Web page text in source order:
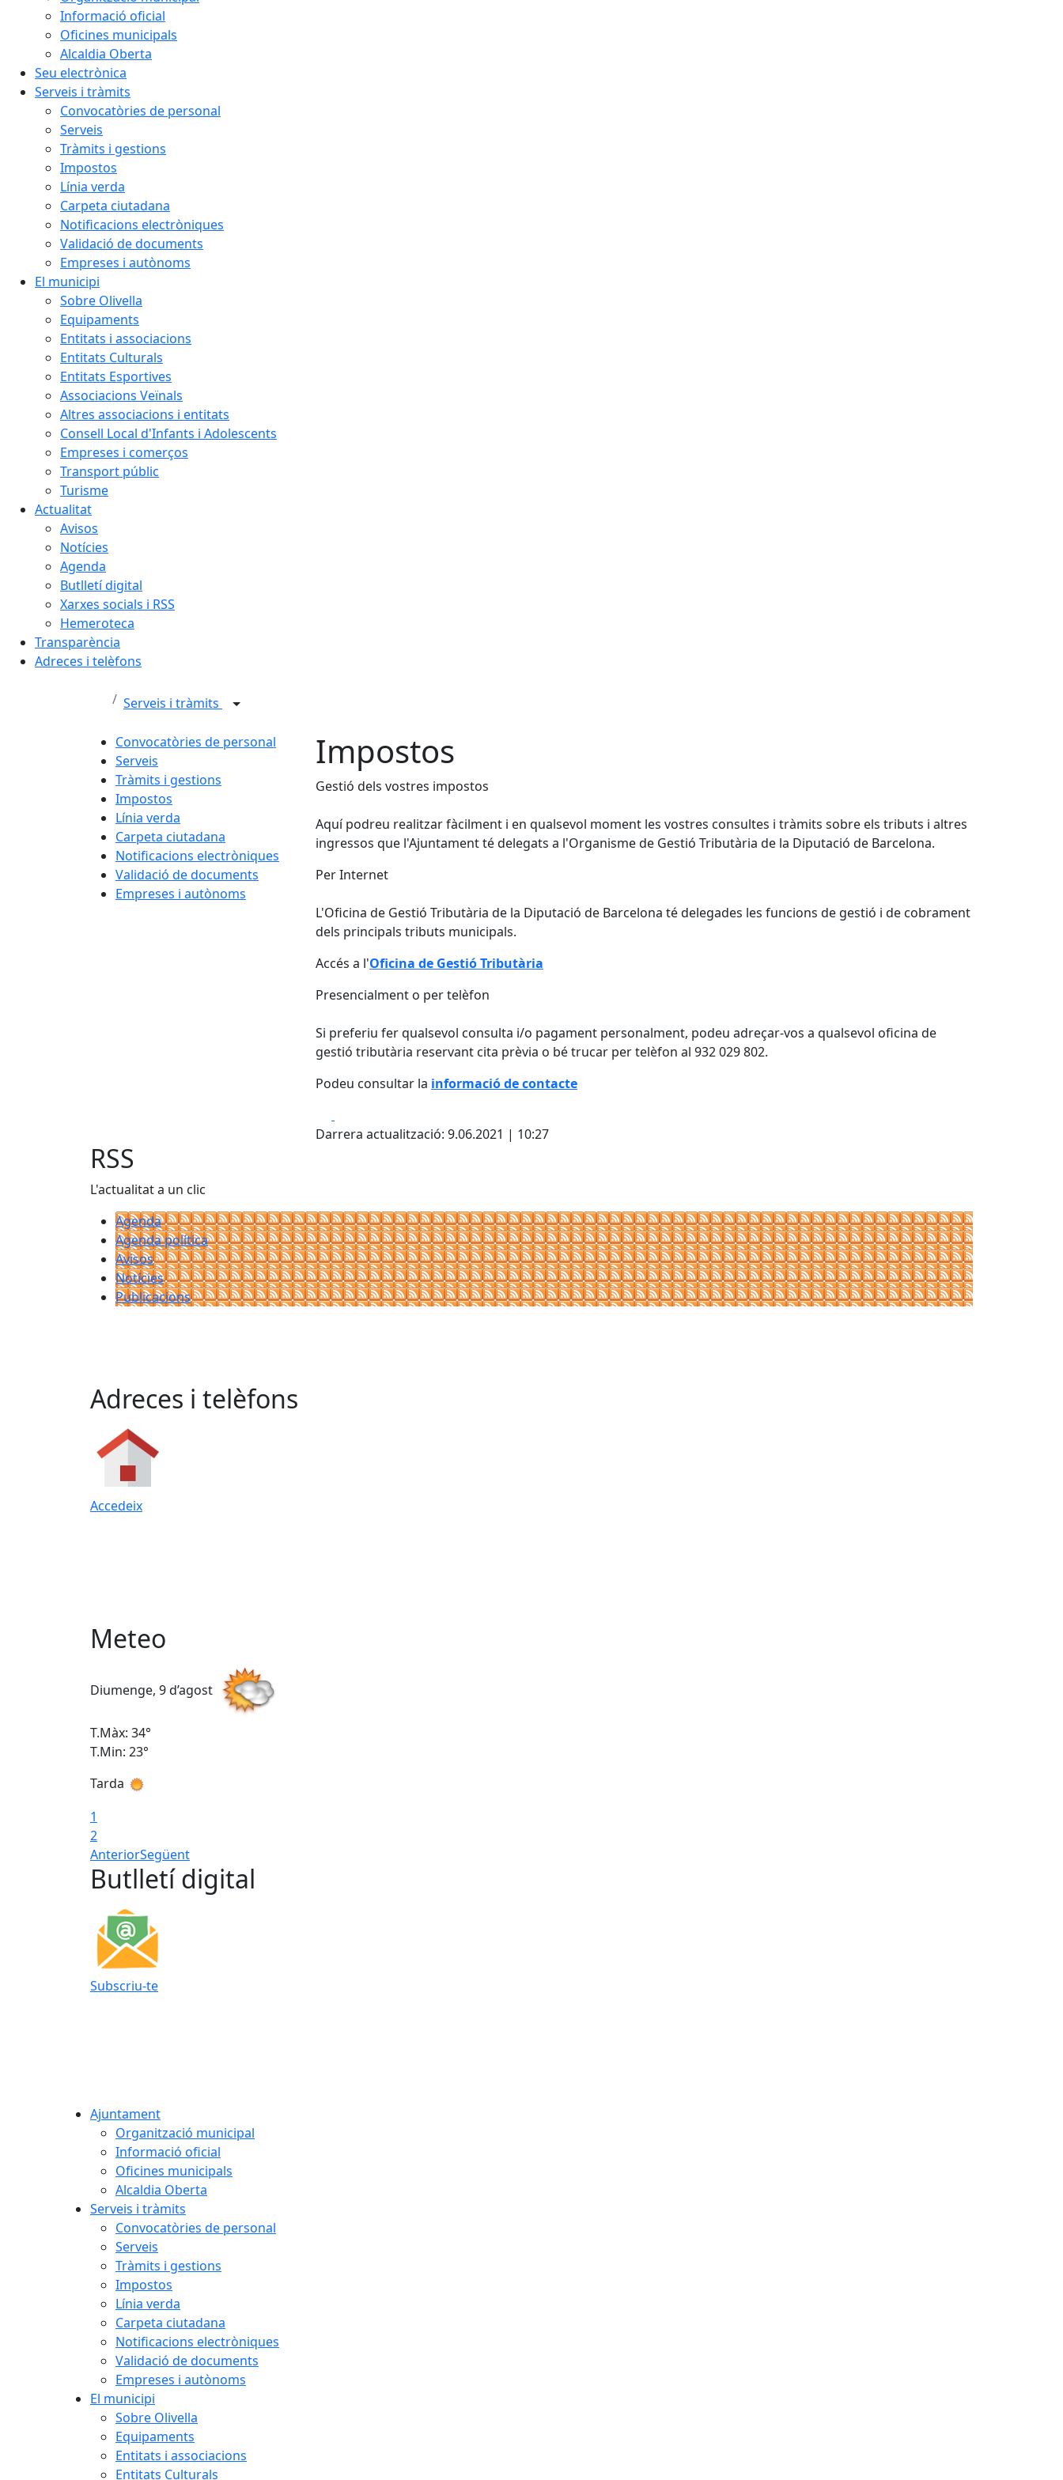
Informació oficial
Oficines municipals
Alcaldia Oberta
Seu electrònica
Serveis i tràmits
Convocatòries de personal
Serveis
Tràmits i gestions
Impostos
Línia verda
Carpeta ciutadana
Notificacions electròniques
Validació de documents
Empreses i autònoms
El municipi
Sobre Olivella
Equipaments
Entitats i associacions
Entitats Culturals
Entitats Esportives
Associacions Veïnals
Altres associacions i entitats
Consell Local d'Infants i Adolescents
Empreses i comerços
Transport públic
Turisme
Actualitat
Avisos
Notícies
Agenda
Butlletí digital
Xarxes socials i RSS
Hemeroteca
Transparència
Adreces i telèfons
Serveis i tràmits
Convocatòries de personal
Serveis
Tràmits i gestions
Impostos
Línia verda
Carpeta ciutadana
Notificacions electròniques
Validació de documents
Empreses i autònoms
Impostos
Gestió dels vostres impostos
Aquí podreu realitzar fàcilment i en qualsevol moment les vostres consultes i tràmits sobre els tributs i altres
ingressos que l'Ajuntament té delegats a l'Organisme de Gestió Tributària de la Diputació de Barcelona.
Per Internet
L'Oficina de Gestió Tributària de la Diputació de Barcelona té delegades les funcions de gestió i de cobrament
dels principals tributs municipals.
Accés a l'Oficina de Gestió Tributària
Presencialment o per telèfon
Si preferiu fer qualsevol consulta i/o pagament personalment, podeu adreçar-vos a qualsevol oficina de
gestió tributària reservant cita prèvia o bé trucar per telèfon al 932 029 802.
Podeu consultar la informació de contacte
Darrera actualització: 9.06.2021 | 10:27
RSS
L'actualitat a un clic
Agenda
Agenda política
Avisos
Notícies
Publicacions
Adreces i telèfons
Accedeix
Meteo
Diumenge, 9 d’agost
T.Màx: 34°
T.Min: 23°
Tarda
1
2
AnteriorSegüent
Butlletí digital
Subscriu-te
Ajuntament
Organització municipal
Informació oficial
Oficines municipals
Alcaldia Oberta
Serveis i tràmits
Convocatòries de personal
Serveis
Tràmits i gestions
Impostos
Línia verda
Carpeta ciutadana
Notificacions electròniques
Validació de documents
Empreses i autònoms
El municipi
Sobre Olivella
Equipaments
Entitats i associacions
Entitats Culturals